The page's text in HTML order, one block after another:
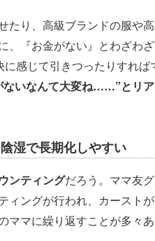
たり、高級ブランドの服や
、『お金がない』とわざわ
感じて引きつったりすれ
いなんて大変ね……”とリア
湿で長期化しやすい
ンティングだろう。ママ友
ィングが行われ、カースト
マに繰り返すことが多々あ